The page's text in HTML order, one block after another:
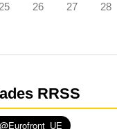
26 27 28
RRSS